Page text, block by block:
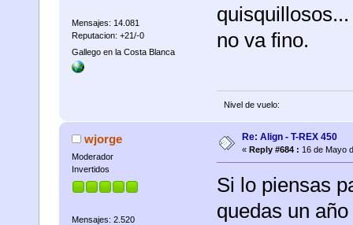
Mensajes: 14.081
Reputacion: +21/-0
Gallego en la Costa Blanca
no va fino.
Nivel de vuelo:
wjorge
Moderador
Invertidos
Mensajes: 2.520
Re: Align - T-REX 450
« Reply #684 : 16 de Mayo
Si lo piensas
quedas un